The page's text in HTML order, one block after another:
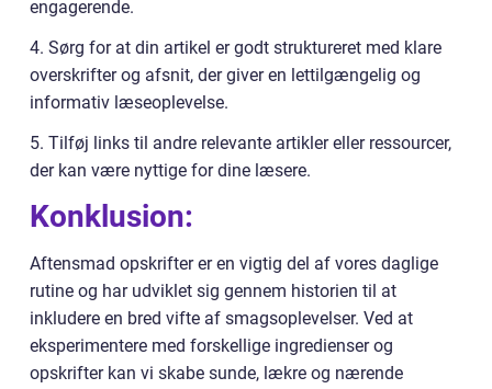
engagerende.
4. Sørg for at din artikel er godt struktureret med klare
overskrifter og afsnit, der giver en lettilgængelig og
informativ læseoplevelse.
5. Tilføj links til andre relevante artikler eller ressourcer,
der kan være nyttige for dine læsere.
Konklusion:
Aftensmad opskrifter er en vigtig del af vores daglige
rutine og har udviklet sig gennem historien til at
inkludere en bred vifte af smagsoplevelser. Ved at
eksperimentere med forskellige ingredienser og
opskrifter kan vi skabe sunde, lækre og nærende